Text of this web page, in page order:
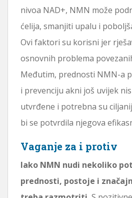
nivoa NAD+, NMN može
ćelija, smanjiti upalu i
Ovi faktori su korisni jer
osnovnih problema
Međutim, prednosti NMN-a
i prevenciju akni još uvijek
utvrđene i potrebna su
bi se potvrdila njegova
Vaganje za i protiv
Iako NMN nudi nekoliko
prednosti, postoje i